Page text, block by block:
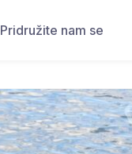
Pridružite nam se